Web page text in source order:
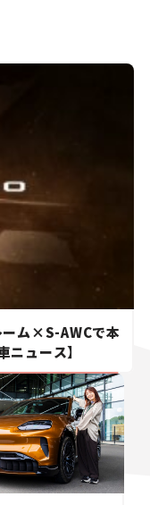
ーム×S-AWCで本
ニュース】